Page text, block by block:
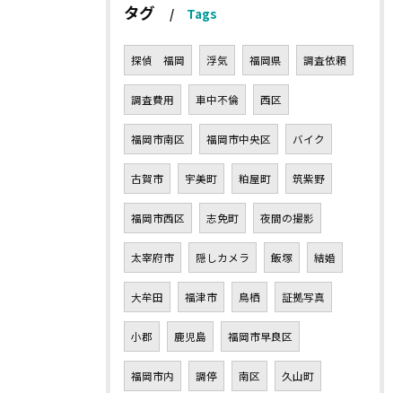
タグ Tags
探偵 福岡 浮気 福岡県 調査依頼
調査費用 車中不倫 西区
福岡市南区 福岡市中央区 バイク
古賀市 宇美町 粕屋町 筑紫野
福岡市西区 志免町 夜間の撮影
太宰府市 隠しカメラ 飯塚 結婚
大牟田 福津市 鳥栖 証拠写真
小郡 鹿児島 福岡市早良区
福岡市内 調停 南区 久山町